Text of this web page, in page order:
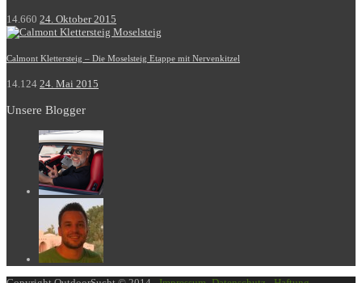
14.660 24. Oktober 2015
Calmont Klettersteig – Die Moselsteig Etappe mit Nervenkitzel
14.124 24. Mai 2015
Unsere Blogger